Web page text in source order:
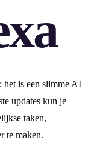
het is een slimme AI
updates kun je
taken,
te maken.